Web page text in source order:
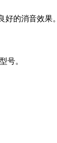
的消音效果。
号。